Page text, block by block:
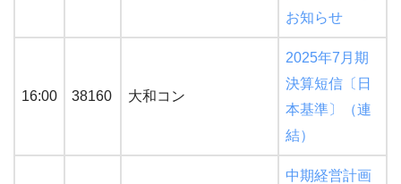
お知らせ
16:00 38160 大和コン
2025年7月期
決算短信〔日
本基準〕（連
結）
中期経営計画